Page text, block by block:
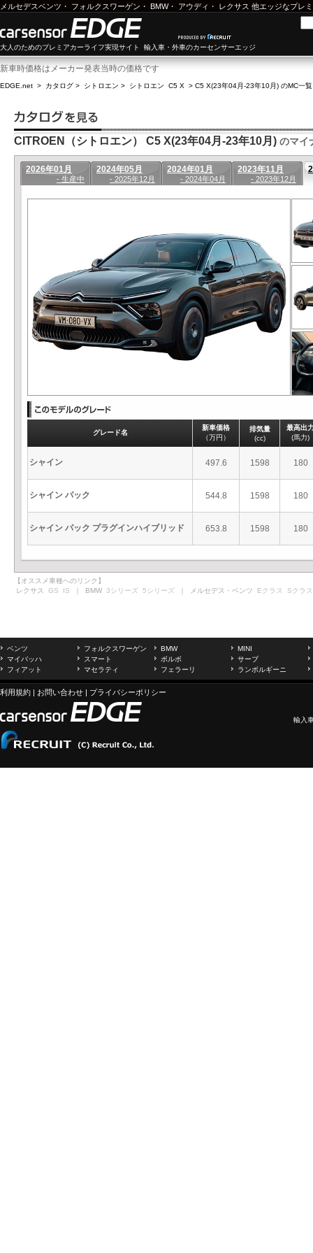
メルセデスベンツ ・ フォルクスワーゲン ・ BMW・ アウディ ・ レクサス 他エッジなプレ
大人のためのプレミアカーライフ実現サイト 輸入車・外車のカーセンサーエッジ
新車時価格はメーカー発表当時の価格です
EDGE.net > カタログ > シトロエン > シトロエン C5 X > C5 X(23年04月-23年10月) のMC一覧
CITROEN（シトロエン） C5 X(23年04月-23年10月) のマイ
2026年01月
- 生産中
2024年05月
- 2025年12月
2024年01月
- 2024年04月
2023年11月
- 2023年12月
グレード名
新車価格
（万円）
排気量
(cc)
最高出
(馬力)
シャイン 497.6 1598 180
シャイン パック 544.8 1598 180
シャイン パック プラグインハイブリッド 653.8 1598 180
【オススメ車種へのリンク】
レクサス GS IS ｜ BMW 3シリーズ 5シリーズ ｜ メルセデス・ベンツ Eクラス Sクラス
ベンツ フォルクスワーゲン BMW
MINI
マイバッハ
スマート ボルボ
サーブ
フィアット
マセラティ フェラーリ ランボルギーニ
利用規約 | お問い合わせ | プライバシーポリシー
輸入